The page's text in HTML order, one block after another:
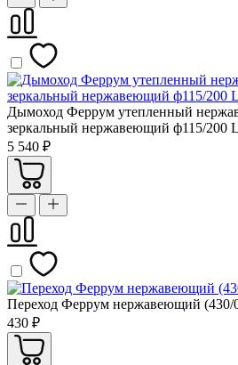
Дымоход Феррум утепленный
зеркальный нержавеющий ф115/200
5 540 ₽
Переход Феррум нержавеющий
430 ₽